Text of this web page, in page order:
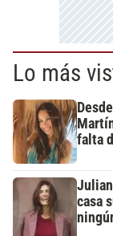
Lo más
falta
casa